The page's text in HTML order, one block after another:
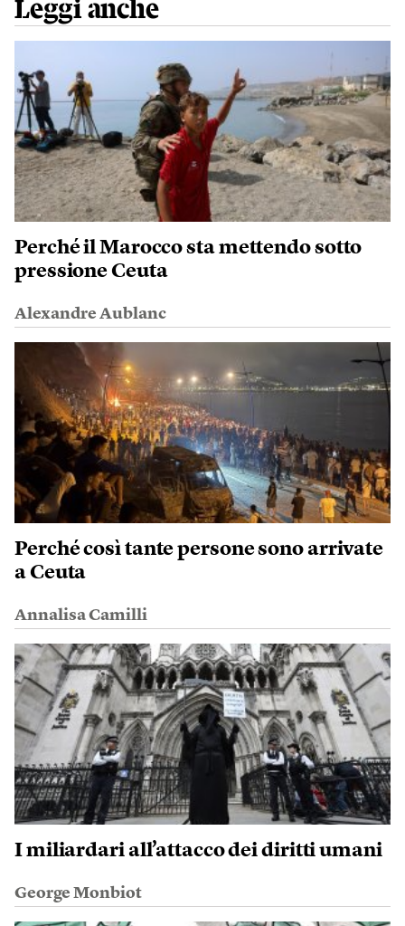
Leggi anche
Perché il Marocco sta mettendo sotto
pressione Ceuta
Alexandre Aublanc
Perché così tante persone sono arrivate
a Ceuta
Annalisa Camilli
I miliardari all’attacco dei diritti umani
George Monbiot